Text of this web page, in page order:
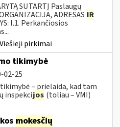
SUTARTĮ Paslaugų
ADRESAS IR
I.1. Perkančiosios
Viešieji pirkimai
tikimybė
02-25
– prielaida, kad tam
inspekcijos (toliau – VMI)
mokesčių